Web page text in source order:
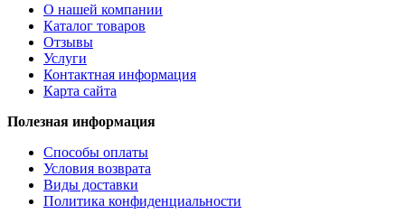
О нашей компании
Каталог товаров
Отзывы
Услуги
Контактная информация
Карта сайта
Полезная информация
Способы оплаты
Условия возврата
Виды доставки
Политика конфиденциальности